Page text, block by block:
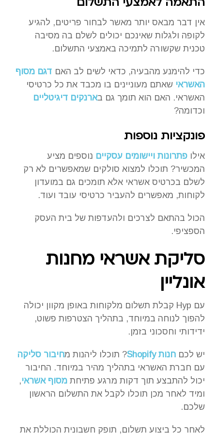
אין דבר מבאס יותר מאשר לבחור פריטים, להגיע
לקופה ולגלות שאינכם יכולים לשלם בה מסיבה
טכנית שקשורה לתמיכה באמצעי התשלום.
כדי להימנע מהבעיה, כדאי לשים לב האם דגם מסוף
האשראי שאתם מעוניינים בו מכבד את כל כרטיסי
האשראי. האם הוא תומך גם בארנקים דיגיטליים
וכדומה?
פונקציות נוספות
אילו פתרונות ויישומים עסקיים נוספים מציע
המכשיר? תוכלו למצוא סולקים שמאפשרים לא רק
לשלם בכרטיס אשראי אלא תומכים גם במועדון
לקוחות, מאפשרים להעביר כרטיסי עובד ועוד.
הכול בהתאם לצרכים ולהעדפות של בית העסק
הספציפי.
סליקת אשראי מחנות
אונליין
עם Hyp קבלת תשלום מלקוחות באופן מקוון יכולה
להפוך לנוחה במיוחד, בתהליך הצטרפות פשוט,
ידידותי וחסכוני בזמן.
יש לכם חנות Shopify ? תוכלו ליהנות מחיבור סליקה
עם חברת האשראי בתהליך מהיר במיוחד. החיבור
יכול להתבצע תוך דקות מרגע פתיחת מסוף אשראי,
ומיד לאחר מכן תוכלו לקבל את התשלום הראשון
שלכם.
לאחר כל ביצוע תשלום, תופק חשבונית הכוללת את